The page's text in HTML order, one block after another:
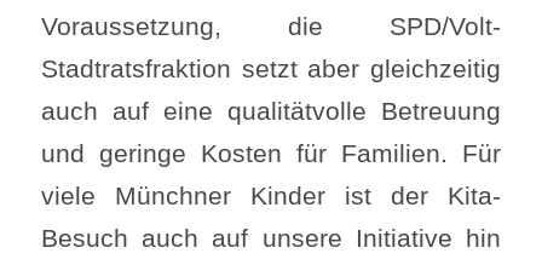
Voraussetzung, die SPD/Volt-
Stadtratsfraktion setzt aber gleichzeitig
auch auf eine qualitätvolle Betreuung
und geringe Kosten für Familien. Für
viele Münchner Kinder ist der Kita-
Besuch auch auf unsere Initiative hin